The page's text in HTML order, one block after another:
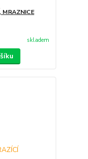
MRAZNICE
skladem